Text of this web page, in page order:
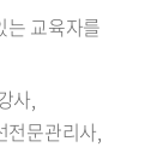
는 교육자를
사,
전문관리사,